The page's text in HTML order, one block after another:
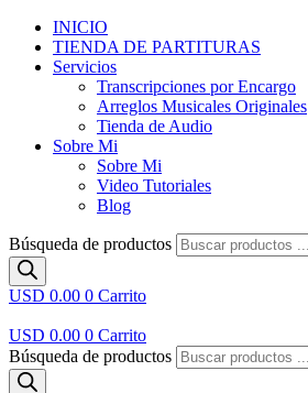
INICIO
TIENDA DE PARTITURAS
Servicios
Transcripciones por Encargo
Arreglos Musicales Originales
Tienda de Audio
Sobre Mi
Sobre Mi
Video Tutoriales
Blog
Búsqueda de productos
USD 0.00 0 Carrito
USD 0.00 0 Carrito
Búsqueda de productos